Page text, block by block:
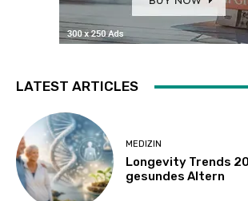
LATEST ARTICLES
MEDIZIN
Longevity Trends
gesundes Altern